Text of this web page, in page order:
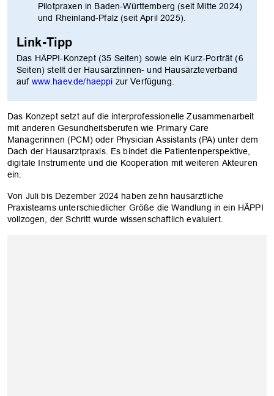
Pilotpraxen in Baden-Württemberg (seit Mitte 2024)
und Rheinland-Pfalz (seit April 2025).
Link-Tipp
Das HÄPPI-Konzept (35 Seiten) sowie ein Kurz-Porträt (6
Seiten) stellt der Hausärztinnen- und Hausärzteverband
auf www.haev.de/haeppi zur Verfügung.
Das Konzept setzt auf die interprofessionelle Zusammenarbeit
mit anderen Gesundheitsberufen wie Primary Care
Managerinnen (PCM) oder Physician Assistants (PA) unter dem
Dach der Hausarztpraxis. Es bindet die Patientenperspektive,
digitale Instrumente und die Kooperation mit weiteren Akteuren
ein.
Von Juli bis Dezember 2024 haben zehn hausärztliche
Praxisteams unterschiedlicher Größe die Wandlung in ein HÄPPI
vollzogen, der Schritt wurde wissenschaftlich evaluiert.